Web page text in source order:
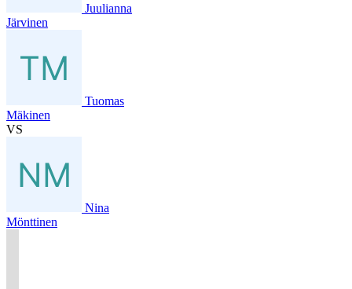
Juulianna
Järvinen
Tuomas
Mäkinen
VS
Nina
Mönttinen